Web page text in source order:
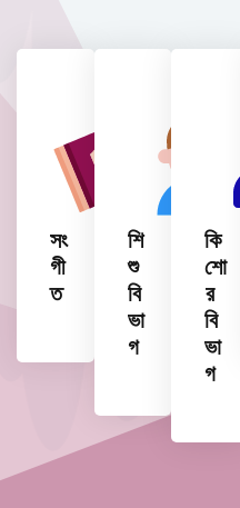
সং
গী
ত
শি
শু
বি
ভা
গ
কি
শো
র
বি
ভা
গ